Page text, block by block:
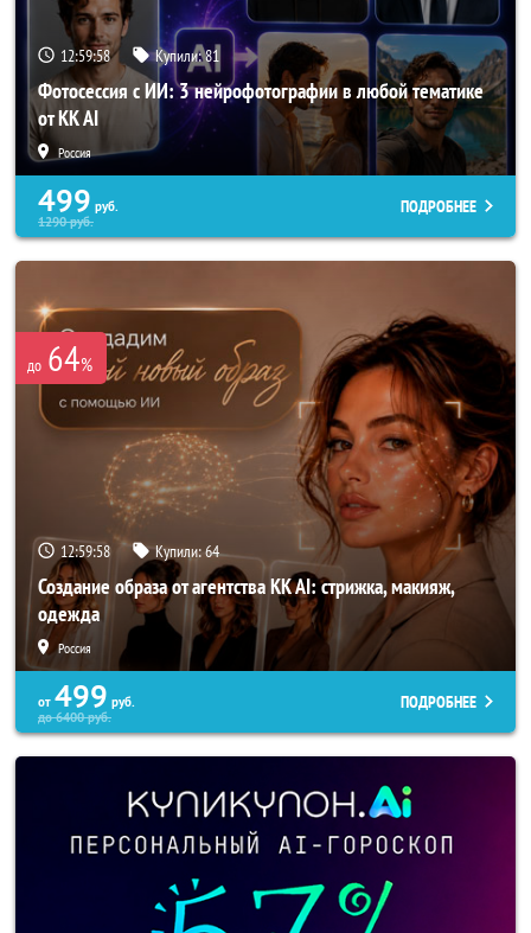
12:59:57 Купили:81
Фотосессия с ИИ: 3 нейрофотографии в любой тематике
от KK AI
Россия
499 руб.
1290руб.
ПОДРОБНЕЕ
до 64%
12:59:57 Купили:64
Создание образа от агентства KK AI: стрижка, макияж,
одежда
Россия
от 499 руб.
до6400руб.
ПОДРОБНЕЕ